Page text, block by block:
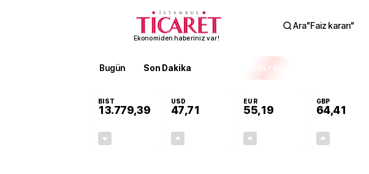
Ekonomiden haberiniz var!
Ara"Faiz kararı"
Bugün Son Dakika EKSTRA
BIST
13.779,39
USD
47,71
EUR
55,19
GBP
64,41